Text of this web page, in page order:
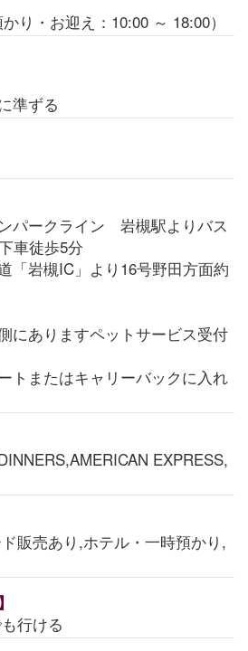
り・お迎え：10:00 ～ 18:00）
準ずる
パークライン 岩槻駅よりバス
車徒歩5分
「岩槻IC」より16号野田方面約
にありますペットサービス受付
トまたはキャリーバックに入れ
EXPRESS,
販売あり,ホテル・一時預かり,
行ける